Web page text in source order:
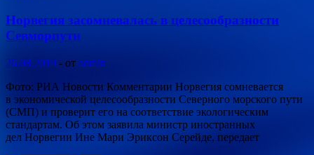
Норвегия засомневалась в целесообразности
Севморпути
26.08.2019 - от admin
Фото: РИА Новости Комментарии Норвегия сомневается
в экономической целесообразности Северного морского пути
(СМП) и проверит его на соответствие экологическим
стандартам. Об этом заявила министр иностранных
дел Норвегии Ине Мари Эриксон Серейде, передает